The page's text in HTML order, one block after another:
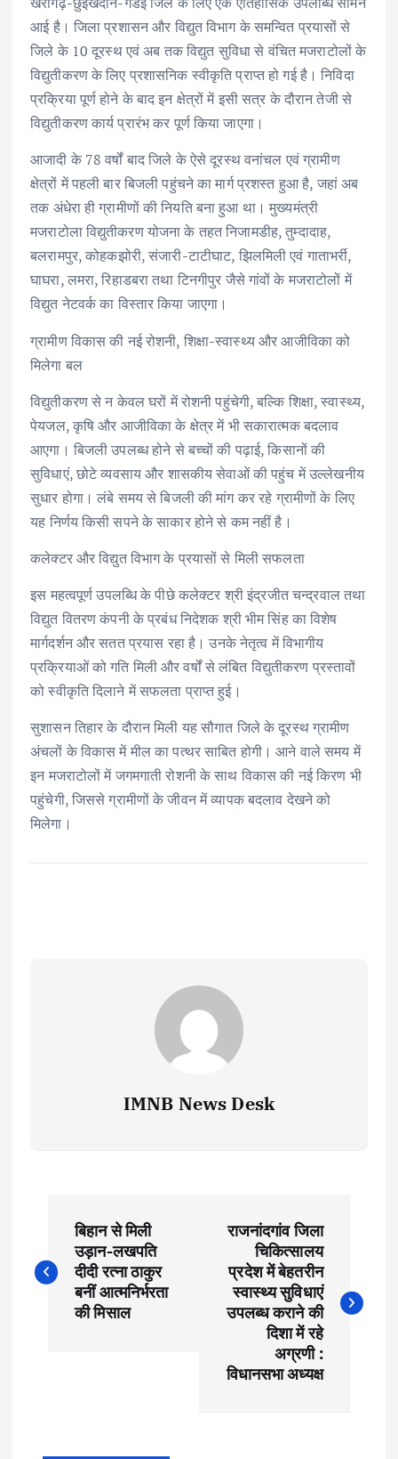
b
o
o
k
te
r
l s
A
p
p
e
dI
n
e
आई है। जिला प्रशासन और विद्युत विभाग के समन्वित प्रयासों से
जिले के 10 दूरस्थ एवं अब तक विद्युत सुविधा से वंचित मजराटोलों के
विद्युतीकरण के लिए प्रशासनिक स्वीकृति प्राप्त हो गई है। निविदा
प्रक्रिया पूर्ण होने के बाद इन क्षेत्रों में इसी सत्र के दौरान तेजी से
विद्युतीकरण कार्य प्रारंभ कर पूर्ण किया जाएगा।
आजादी के 78 वर्षों बाद जिले के ऐसे दूरस्थ वनांचल एवं ग्रामीण
क्षेत्रों में पहली बार बिजली पहुंचने का मार्ग प्रशस्त हुआ है, जहां अब
तक अंधेरा ही ग्रामीणों की नियति बना हुआ था। मुख्यमंत्री
मजराटोला विद्युतीकरण योजना के तहत निजामडीह, तुम्दादाह,
बलरामपुर, कोहकझोरी, संजारी-टाटीघाट, झिलमिली एवं गाताभर्री,
घाघरा, लमरा, रिहाडबरा तथा टिनगीपुर जैसे गांवों के मजराटोलों में
विद्युत नेटवर्क का विस्तार किया जाएगा।
ग्रामीण विकास की नई रोशनी, शिक्षा-स्वास्थ्य और आजीविका को
मिलेगा बल
विद्युतीकरण से न केवल घरों में रोशनी पहुंचेगी, बल्कि शिक्षा, स्वास्थ्य,
पेयजल, कृषि और आजीविका के क्षेत्र में भी सकारात्मक बदलाव
आएगा। बिजली उपलब्ध होने से बच्चों की पढ़ाई, किसानों की
सुविधाएं, छोटे व्यवसाय और शासकीय सेवाओं की पहुंच में उल्लेखनीय
सुधार होगा। लंबे समय से बिजली की मांग कर रहे ग्रामीणों के लिए
यह निर्णय किसी सपने के साकार होने से कम नहीं है।
कलेक्टर और विद्युत विभाग के प्रयासों से मिली सफलता
इस महत्वपूर्ण उपलब्धि के पीछे कलेक्टर श्री इंद्रजीत चन्द्रवाल तथा
विद्युत वितरण कंपनी के प्रबंध निदेशक श्री भीम सिंह का विशेष
मार्गदर्शन और सतत प्रयास रहा है। उनके नेतृत्व में विभागीय
प्रक्रियाओं को गति मिली और वर्षों से लंबित विद्युतीकरण प्रस्तावों
को स्वीकृति दिलाने में सफलता प्राप्त हुई।
सुशासन तिहार के दौरान मिली यह सौगात जिले के दूरस्थ ग्रामीण
अंचलों के विकास में मील का पत्थर साबित होगी। आने वाले समय में
इन मजराटोलों में जगमगाती रोशनी के साथ विकास की नई किरण भी
पहुंचेगी, जिससे ग्रामीणों के जीवन में व्यापक बदलाव देखने को
मिलेगा।
IMNB News Desk
o
बिहान से मिली
उड़ान-लखपति
दीदी रत्ना ठाकुर
बनीं आत्मनिर्भरता
की मिसाल
राजनांदगांव जिला
चिकित्सालय
प्रदेश में बेहतरीन
स्वास्थ्य सुविधाएं
उपलब्ध कराने की
दिशा में रहे
अग्रणी :
विधानसभा अध्यक्ष